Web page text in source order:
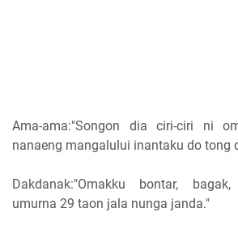
Ama-ama:"Songon dia ciri-ciri ni
nanaeng mangalului inantaku do tong
Dakdanak:"Omakku bontar,
umurna 29 taon jala nunga janda."